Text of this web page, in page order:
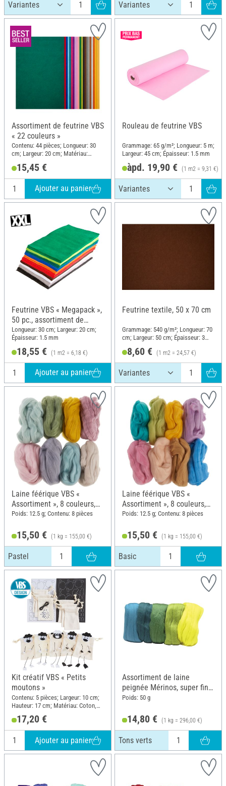
Assortiment de feutrine VBS
« 22 couleurs »
Contenu: 44 pièces; Longueur: 30
cm; Largeur: 20 cm; Matériau:
15,45 €
Ajouter au panier
Rouleau de feutrine VBS
Grammage: 65 g/m²; Longueur: 5 m;
Largeur: 45 cm; Épaisseur: 1.5 mm
àpd. 19,90 € (1 m2 = 9,31 €)
Feutrine VBS « Megapack »,
50 pc., assortiment de
couleurs
Longueur: 30 cm; Largeur: 20 cm;
Épaisseur: 1.5 mm
18,55 € (1 m2 = 6,18 €)
Ajouter au panier
Feutrine textile, 50 x 70 cm
Grammage: 540 g/m²; Longueur: 70
cm; Largeur: 50 cm; Épaisseur: 3
8,60 € (1 m2 = 24,57 €)
Laine féérique VBS «
Assortiment », 8 couleurs,
Pastel
Poids: 12.5 g; Contenu: 8 pièces
15,50 € (1 kg = 155,00 €)
Pastel
Laine féérique VBS «
Assortiment », 8 couleurs,
Basic
Poids: 12.5 g; Contenu: 8 pièces
15,50 € (1 kg = 155,00 €)
Basic
Kit créatif VBS « Petits
moutons »
Contenu: 5 pièces; Largeur: 10 cm;
Hauteur: 17 cm; Matériau: Coton,
Caoutchouc mousse, Plastique,
Papier
17,20 €
Ajouter au panier
Assortiment de laine
peignée Mérinos, super fine,
50 g, Tons verts
Poids: 50 g
14,80 € (1 kg = 296,00 €)
Tons verts